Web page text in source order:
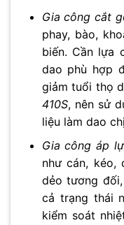
Gia công cắt
phay, bào,
biến. Cần lựa
dao phù hợp
giảm tuổi thọ
410S, nên sử
liệu làm dao
Gia công áp
như cán, kéo,
dẻo tương
cả trạng thái
kiểm soát